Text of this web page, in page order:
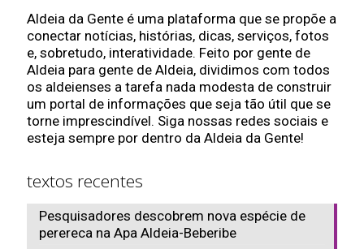
Aldeia da Gente é uma plataforma que se propõe a
conectar notícias, histórias, dicas, serviços, fotos
e, sobretudo, interatividade. Feito por gente de
Aldeia para gente de Aldeia, dividimos com todos
os aldeienses a tarefa nada modesta de construir
um portal de informações que seja tão útil que se
torne imprescindível. Siga nossas redes sociais e
esteja sempre por dentro da Aldeia da Gente!
textos recentes
Pesquisadores descobrem nova espécie de
perereca na Apa Aldeia-Beberibe